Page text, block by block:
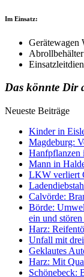
Im Einsatz:
Gerätewagen
Das könnte Dir
Neueste Beiträge
Kinder in
Magdeburg:
Hanfpflanzen
Mann in
LKW verliert
Calvörde:
Börde:
ein und
Harz:
Unfall mit
Geklautes
Harz: Mit
Schönebeck: